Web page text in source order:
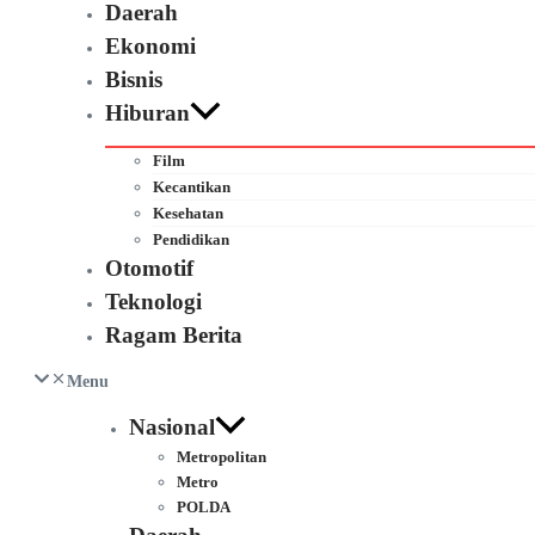
Daerah
Ekonomi
Bisnis
Hiburan
Film
Kecantikan
Kesehatan
Pendidikan
Otomotif
Teknologi
Ragam Berita
Menu
Nasional
Metropolitan
Metro
POLDA